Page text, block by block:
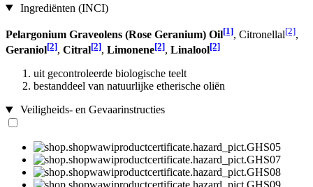
Ingrediënten (INCI)
Pelargonium Graveolens (Rose Geranium) Oil[1], Citronellal[2],
Geraniol[2], Citral[2], Limonene[2], Linalool[2]
uit gecontroleerde biologische teelt
bestanddeel van natuurlijke etherische oliën
Veiligheids- en Gevaarinstructies